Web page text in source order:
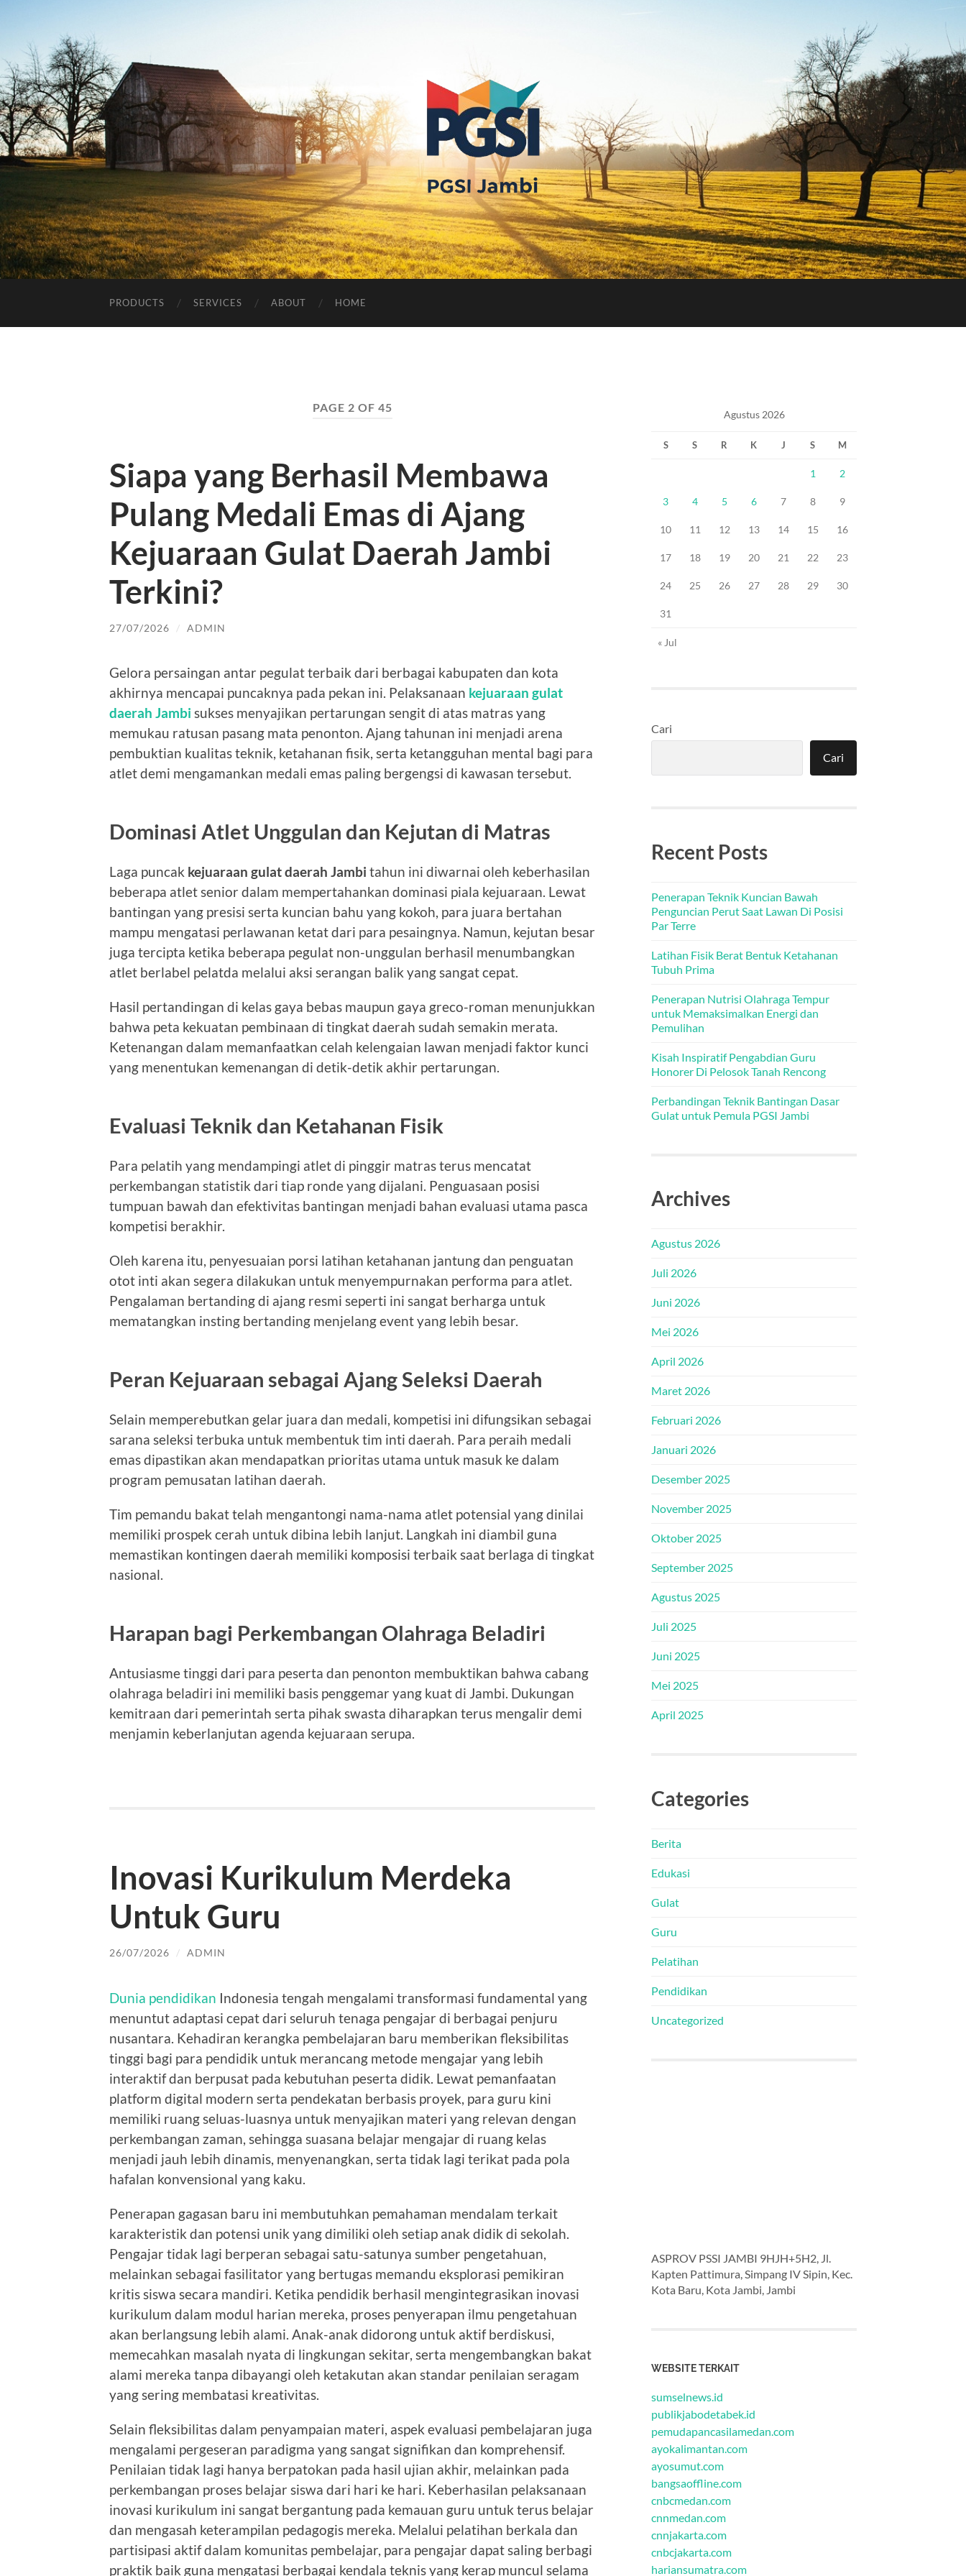
PGSI
JAMBI
PRODUCTS SERVICES ABOUT HOME
PAGE 2 OF 45
Siapa yang Berhasil Membawa
Pulang Medali Emas di Ajang
Kejuaraan Gulat Daerah Jambi
Terkini?
27/07/2026 / ADMIN
Gelora persaingan antar pegulat terbaik dari berbagai kabupaten dan kota
akhirnya mencapai puncaknya pada pekan ini. Pelaksanaan kejuaraan gulat
daerah Jambi sukses menyajikan pertarungan sengit di atas matras yang
memukau ratusan pasang mata penonton. Ajang tahunan ini menjadi arena
pembuktian kualitas teknik, ketahanan fisik, serta ketangguhan mental bagi para
atlet demi mengamankan medali emas paling bergengsi di kawasan tersebut.
Dominasi Atlet Unggulan dan Kejutan di Matras
Laga puncak kejuaraan gulat daerah Jambi tahun ini diwarnai oleh keberhasilan
beberapa atlet senior dalam mempertahankan dominasi piala kejuaraan. Lewat
bantingan yang presisi serta kuncian bahu yang kokoh, para juara bertahan
mampu mengatasi perlawanan ketat dari para pesaingnya. Namun, kejutan besar
juga tercipta ketika beberapa pegulat non-unggulan berhasil menumbangkan
atlet berlabel pelatda melalui aksi serangan balik yang sangat cepat.
Hasil pertandingan di kelas gaya bebas maupun gaya greco-roman menunjukkan
bahwa peta kekuatan pembinaan di tingkat daerah sudah semakin merata.
Ketenangan dalam memanfaatkan celah kelengaian lawan menjadi faktor kunci
yang menentukan kemenangan di detik-detik akhir pertarungan.
Evaluasi Teknik dan Ketahanan Fisik
Para pelatih yang mendampingi atlet di pinggir matras terus mencatat
perkembangan statistik dari tiap ronde yang dijalani. Penguasaan posisi
tumpuan bawah dan efektivitas bantingan menjadi bahan evaluasi utama pasca
kompetisi berakhir.
Oleh karena itu, penyesuaian porsi latihan ketahanan jantung dan penguatan
otot inti akan segera dilakukan untuk menyempurnakan performa para atlet.
Pengalaman bertanding di ajang resmi seperti ini sangat berharga untuk
mematangkan insting bertanding menjelang event yang lebih besar.
Peran Kejuaraan sebagai Ajang Seleksi Daerah
Selain memperebutkan gelar juara dan medali, kompetisi ini difungsikan sebagai
sarana seleksi terbuka untuk membentuk tim inti daerah. Para peraih medali
emas dipastikan akan mendapatkan prioritas utama untuk masuk ke dalam
program pemusatan latihan daerah.
Tim pemandu bakat telah mengantongi nama-nama atlet potensial yang dinilai
memiliki prospek cerah untuk dibina lebih lanjut. Langkah ini diambil guna
memastikan kontingen daerah memiliki komposisi terbaik saat berlaga di tingkat
nasional.
Harapan bagi Perkembangan Olahraga Beladiri
Antusiasme tinggi dari para peserta dan penonton membuktikan bahwa cabang
olahraga beladiri ini memiliki basis penggemar yang kuat di Jambi. Dukungan
kemitraan dari pemerintah serta pihak swasta diharapkan terus mengalir demi
menjamin keberlanjutan agenda kejuaraan serupa.
Inovasi Kurikulum Merdeka
Untuk Guru
26/07/2026 / ADMIN
Dunia pendidikan Indonesia tengah mengalami transformasi fundamental yang
menuntut adaptasi cepat dari seluruh tenaga pengajar di berbagai penjuru
nusantara. Kehadiran kerangka pembelajaran baru memberikan fleksibilitas
tinggi bagi para pendidik untuk merancang metode mengajar yang lebih
interaktif dan berpusat pada kebutuhan peserta didik. Lewat pemanfaatan
platform digital modern serta pendekatan berbasis proyek, para guru kini
memiliki ruang seluas-luasnya untuk menyajikan materi yang relevan dengan
perkembangan zaman, sehingga suasana belajar mengajar di ruang kelas
menjadi jauh lebih dinamis, menyenangkan, serta tidak lagi terikat pada pola
hafalan konvensional yang kaku.
Penerapan gagasan baru ini membutuhkan pemahaman mendalam terkait
karakteristik dan potensi unik yang dimiliki oleh setiap anak didik di sekolah.
Pengajar tidak lagi berperan sebagai satu-satunya sumber pengetahuan,
melainkan sebagai fasilitator yang bertugas memandu eksplorasi pemikiran
kritis siswa secara mandiri. Ketika pendidik berhasil mengintegrasikan inovasi
kurikulum dalam modul harian mereka, proses penyerapan ilmu pengetahuan
akan berlangsung lebih alami. Anak-anak didorong untuk aktif berdiskusi,
memecahkan masalah nyata di lingkungan sekitar, serta mengembangkan bakat
alami mereka tanpa dibayangi oleh ketakutan akan standar penilaian seragam
yang sering membatasi kreativitas.
Selain fleksibilitas dalam penyampaian materi, aspek evaluasi pembelajaran juga
mengalami pergeseran paradigma yang sangat signifikan dan komprehensif.
Penilaian tidak lagi hanya berpatokan pada hasil ujian akhir, melainkan pada
perkembangan proses belajar siswa dari hari ke hari. Keberhasilan pelaksanaan
inovasi kurikulum ini sangat bergantung pada kemauan guru untuk terus belajar
dan mengasah keterampilan pedagogis mereka. Melalui pelatihan berkala dan
partisipasi aktif dalam komunitas pembelajar, para pengajar dapat saling berbagi
praktik baik guna mengatasi berbagai kendala teknis yang kerap muncul selama
Agustus 2026
S S R K J S M
1 2
3 4 5 6 7 8 9
10 11 12 13 14 15 16
17 18 19 20 21 22 23
24 25 26 27 28 29 30
31
« Jul
Cari
Cari
Recent Posts
Penerapan Teknik Kuncian Bawah
Penguncian Perut Saat Lawan Di Posisi
Par Terre
Latihan Fisik Berat Bentuk Ketahanan
Tubuh Prima
Penerapan Nutrisi Olahraga Tempur
untuk Memaksimalkan Energi dan
Pemulihan
Kisah Inspiratif Pengabdian Guru
Honorer Di Pelosok Tanah Rencong
Perbandingan Teknik Bantingan Dasar
Gulat untuk Pemula PGSI Jambi
Archives
Agustus 2026
Juli 2026
Juni 2026
Mei 2026
April 2026
Maret 2026
Februari 2026
Januari 2026
Desember 2025
November 2025
Oktober 2025
September 2025
Agustus 2025
Juli 2025
Juni 2025
Mei 2025
April 2025
Categories
Berita
Edukasi
Gulat
Guru
Pelatihan
Pendidikan
Uncategorized
ASPROV PSSI JAMBI 9HJH+5H2, Jl.
Kapten Pattimura, Simpang IV Sipin, Kec.
Kota Baru, Kota Jambi, Jambi
WEBSITE TERKAIT
sumselnews.id
publikjabodetabek.id
pemudapancasilamedan.com
ayokalimantan.com
ayosumut.com
bangsaoffline.com
cnbcmedan.com
cnnmedan.com
cnnjakarta.com
cnbcjakarta.com
hariansumatra.com